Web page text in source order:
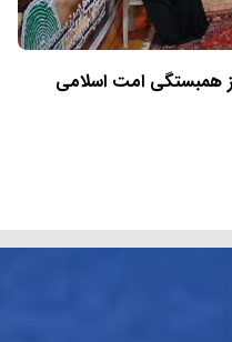
از همبستگی امت اسلامی